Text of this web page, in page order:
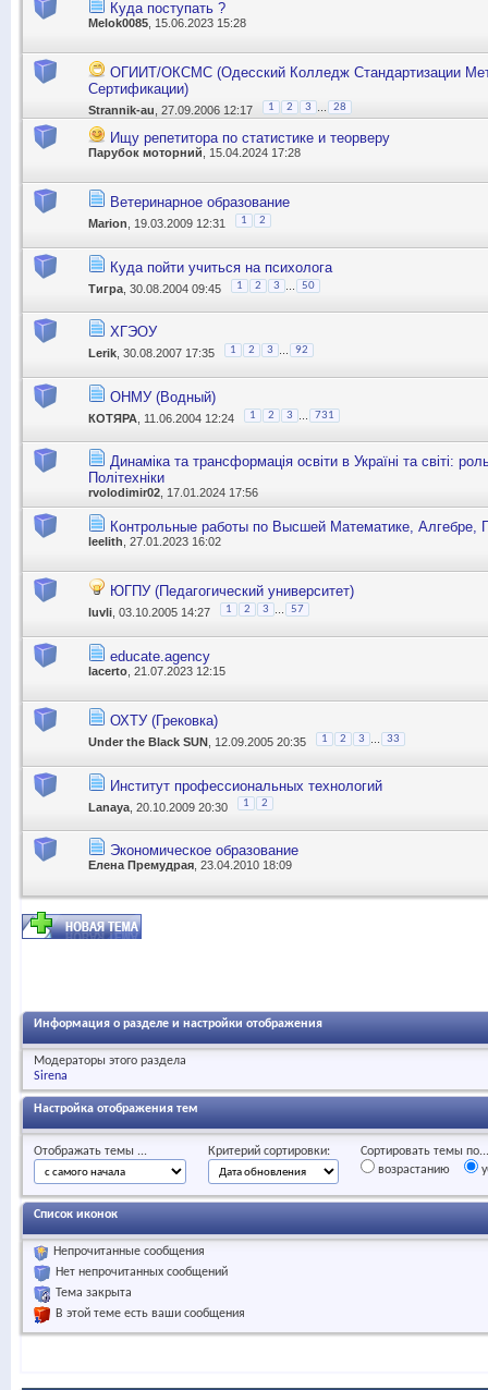
Куда поступать ?
Melok0085 , 15.06.2023 15:28
ОГИИТ/ОКСМС (Одесский Колледж Стандартизации
Сертификации)
Strannik-au , 27.09.2006 12:17 1 2 3 28
Ищу репетитора по статистике и теорверу
Парубок моторний , 15.04.2024 17:28
Ветеринарное образование
Marion , 19.03.2009 12:31 1 2
Куда пойти учиться на психолога
Тигра , 30.08.2004 09:45 1 2 3 50
ХГЭОУ
Lerik , 30.08.2007 17:35 1 2 3 92
ОНМУ (Водный)
КОТЯРА , 11.06.2004 12:24 1 2 3 731
Динаміка та трансформація освіти в Україні та світі:
Політехніки
rvolodimir02 , 17.01.2024 17:56
Контрольные работы по Высшей Математике, Алгебре,
leelith , 27.01.2023 16:02
ЮГПУ (Педагогический университет)
luvli , 03.10.2005 14:27 1 2 3 57
educate.agency
lacerto , 21.07.2023 12:15
ОХТУ (Грековка)
Under the Black SUN , 12.09.2005 20:35 1 2 3 33
Институт профессиональных технологий
Lanaya , 20.10.2009 20:30 1 2
Экономическое образование
Елена Премудрая , 23.04.2010 18:09
Информация о разделе и настройки отображения
Модераторы этого раздела
Sirena
Настройка отображения тем
Отображать темы ... Критерий сортировки:
Сортировать темы по...
возрастанию
Список иконок
Непрочитанные сообщения
Нет непрочитанных сообщений
Тема закрыта
В этой теме есть ваши сообщения